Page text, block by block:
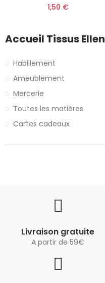
1,50 €
Accueil Tissus Ellen
Habillement
Ameublement
Mercerie
Toutes les matières
Cartes cadeaux
Livraison gratuite
A partir de 59€